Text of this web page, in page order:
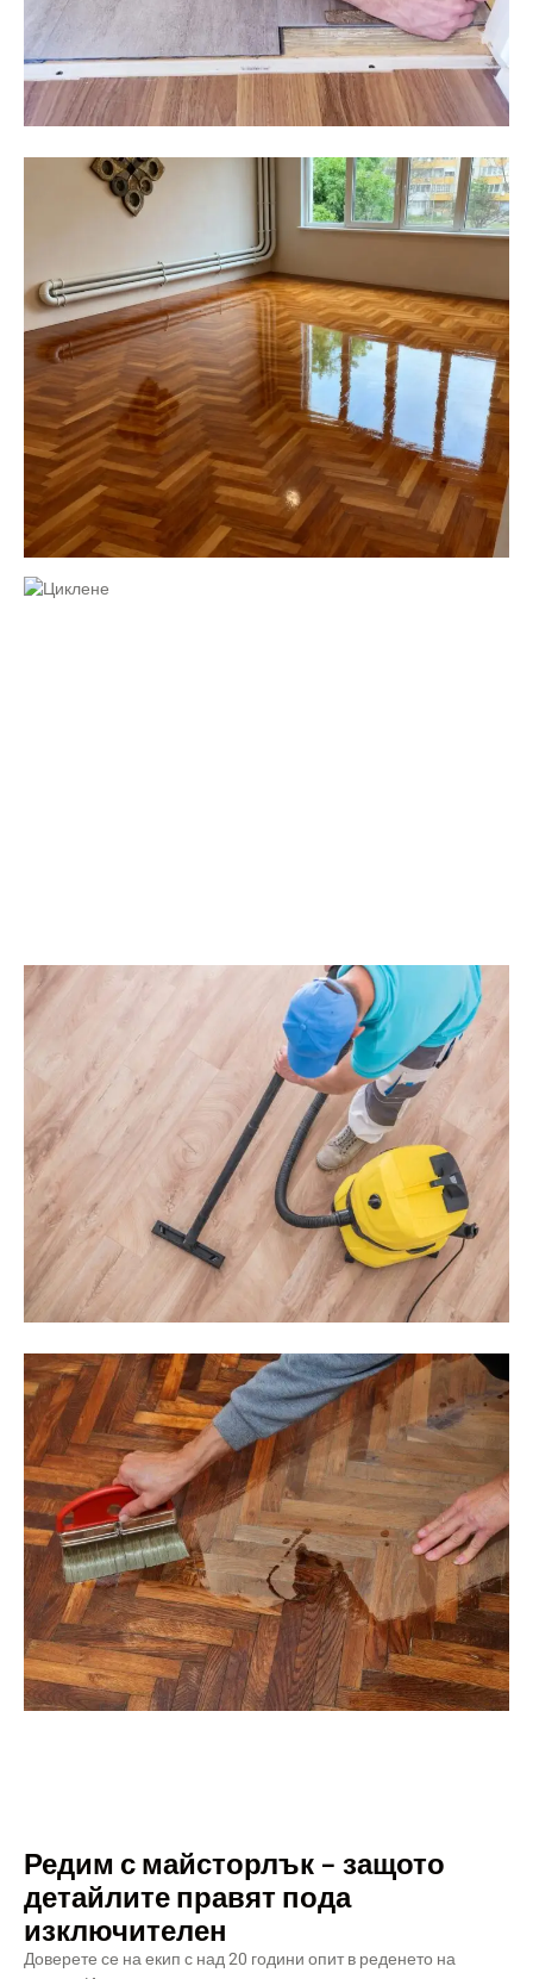
Редим с майсторлък – защото
детайлите правят пода
изключителен
Доверете се на екип с над 20 години опит в реденето на